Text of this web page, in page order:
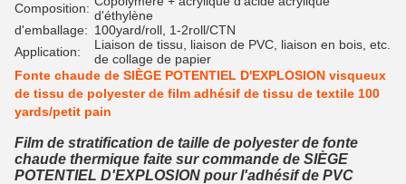
Composition: d'éthylène
d'emballage: 100yard/roll, 1-2roll/CTN
Application:
Liaison de tissu, liaison de PVC, liaison en bois, etc.
de collage de papier
Fonte chaude de SIÈGE POTENTIEL D'EXPLOSION visqueux
de tissu de polyester de film adhésif de tissu de textile 100
yards/petit pain
Film de stratification de taille de polyester de fonte
chaude thermique faite sur commande de SIÈGE
POTENTIEL D'EXPLOSION pour l'adhésif de PVC